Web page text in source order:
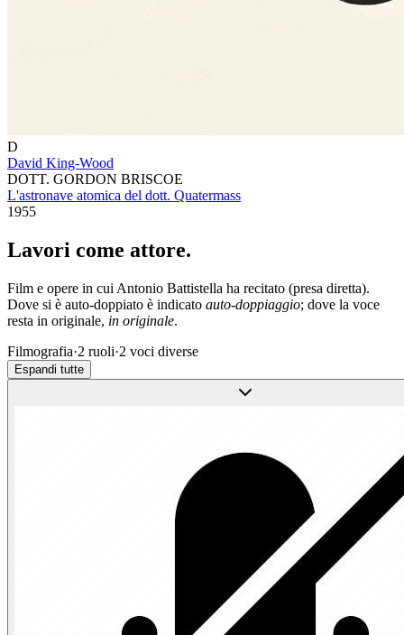
D
David King-Wood
DOTT. GORDON BRISCOE
L'astronave atomica del dott. Quatermass
1955
Lavori come attore.
Film e opere in cui Antonio Battistella ha recitato (presa diretta).
Dove si è auto-doppiato è indicato auto-doppiaggio; dove la voce
resta in originale, in originale.
Filmografia·2 ruoli·2 voci diverse
Espandi tutte